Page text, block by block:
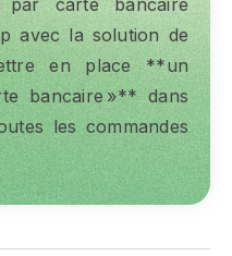
avec la solution de
en place **un
bancaire »** dans
les commandes